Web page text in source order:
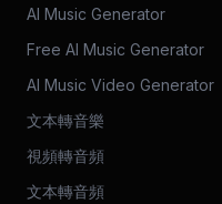
AI Music Generator
Free AI Music Generator
AI Music Video Generator
文本轉音樂
視頻轉音頻
文本轉音頻